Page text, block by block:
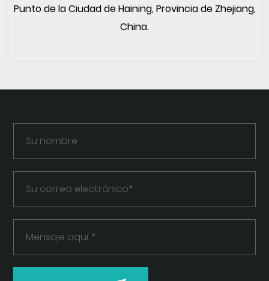
Punto de la Ciudad de Haining, Provincia de Zhejiang,
China.